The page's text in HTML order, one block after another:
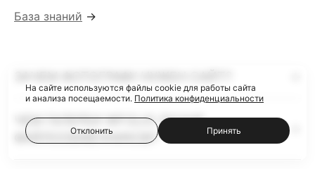
База знаний →
ЧЕМ ГАЛЕРЕИ WFOLIO ЛУЧШЕ
ФАЙЛООБМЕННИКОВ?
На сайте используются файлы cookie для работы сайта
и анализа посещаемости. Политика конфиденциальности
Отклонить Принять